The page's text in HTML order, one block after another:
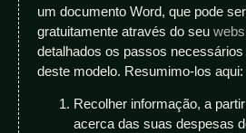
um documento Word, que pode
gratuitamente através do seu
detalhados os passos
deste modelo. Resumimo-los aqui:
Recolher informação, a
acerca das suas despesas